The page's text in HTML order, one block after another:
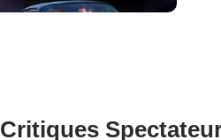
Critiques